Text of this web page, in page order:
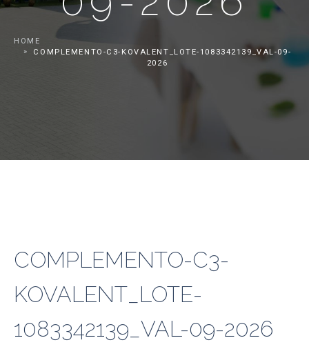
HOME
COMPLEMENTO-C3-KOVALENT_LOTE-1083342139_VAL-09-
2026
COMPLEMENTO-C3-
KOVALENT_LOTE-
1083342139_VAL-09-2026